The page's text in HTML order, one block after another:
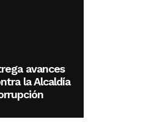
avances
la Alcaldía